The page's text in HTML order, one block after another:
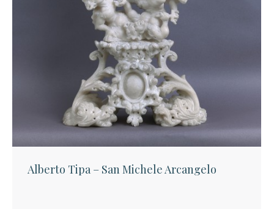
Alberto Tipa – San Michele Arcangelo